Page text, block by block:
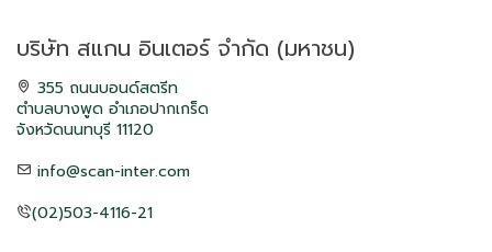
บริษัท สแกน อินเตอร์ จำกัด (มหาชน)
355 ถนนบอนด์สตรีท
ตำบลบางพูด อำเภอปากเกร็ด
จังหวัดนนทบุรี 11120
info@scan-inter.com
(02)503-4116-21